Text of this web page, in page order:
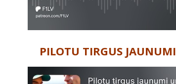
PILOTU TIRGUS JAUNUMI